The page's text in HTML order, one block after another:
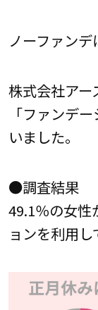
ノーファン
株式会社アー
「ファンデ
いました。
●調査結果
49.1％の女性
ョンを利用し